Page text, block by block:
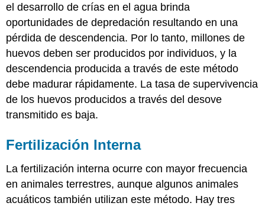
el desarrollo de crías en el agua brinda
oportunidades de depredación resultando en una
pérdida de descendencia. Por lo tanto, millones de
huevos deben ser producidos por individuos, y la
descendencia producida a través de este método
debe madurar rápidamente. La tasa de supervivencia
de los huevos producidos a través del desove
transmitido es baja.
Fertilización Interna
La fertilización interna ocurre con mayor frecuencia
en animales terrestres, aunque algunos animales
acuáticos también utilizan este método. Hay tres